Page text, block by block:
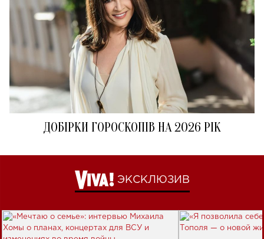
ДОБІРКИ ГОРОСКОПІВ НА 2026 РІК
ЭКСКЛЮЗИВ